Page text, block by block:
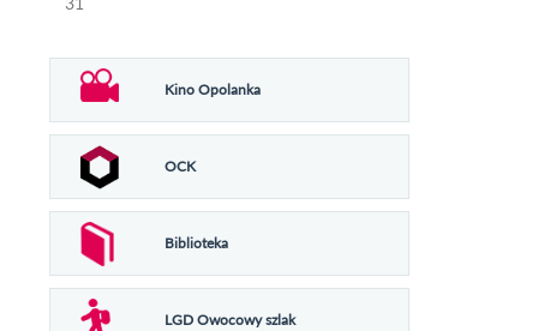
Kino Opolanka
OCK
Biblioteka
LGD Owocowy szlak